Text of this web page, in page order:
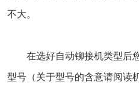
不大。
在选好自动铆接机类型后
型号（关于型号的含意请阅读